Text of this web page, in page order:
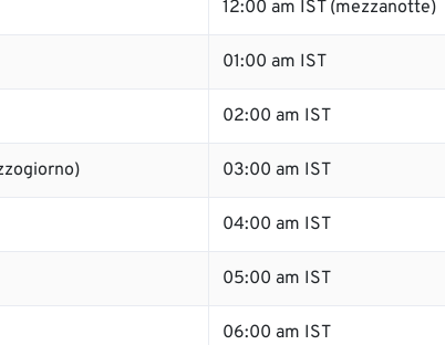
12:00 am IST (mezzanotte)
01:00 am IST
02:00 am IST
03:00 am IST
04:00 am IST
05:00 am IST
06:00 am IST